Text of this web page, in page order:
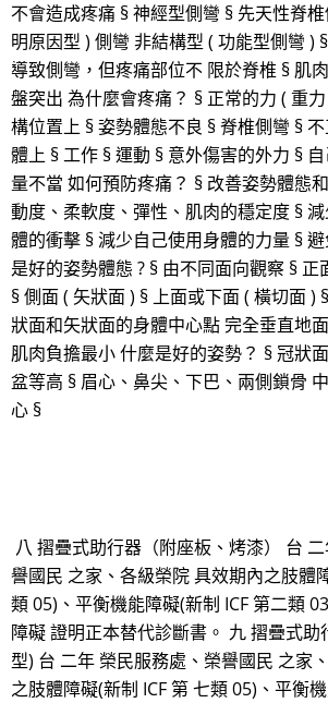
不會造成疼痛 § 神經型側彎 § 先天性脊
明原因型 ) 側彎 非結構型 ( 功能型側彎 ) §
導致側彎，但疼痛部位不 限於脊椎 § 肌
盤突出 為什麼會疼痛？ § 正常的力 ( 重
構位置上 § 姿勢體態不良 § 脊椎側彎 §
體上 § 工作 § 運動 § 意外傷害的外力 §
量不當 如何預防疼痛？ § 改善姿勢體態
動度、柔軟度、彈性、肌肉的穩定度 §
體的衝擊 § 減少自己使用身體的力量 §
是好的姿勢體態 ? § 由不同面向觀察 § 正
§ 側面 ( 矢狀面 ) § 上面或下面 ( 橫切面 )
狀面和矢狀面的身體中心點 完全垂直地
肌肉負擔最小 什麼是好的姿勢？ § 冠狀
盆等高 § 眉心、鼻尖、下巴、兩側鎖骨
心 §
八 摺疊式助行器（附座板、烤漆） 台
譽國民 之家、各級榮院 具效期內之肢體
類 05)、平衡機能障礙(新制 ICF 第二類
障礙 證明正本替代診斷書。 九 摺疊式助
型) 台 二年 榮民服務處、榮譽國民 之家
之肢體障礙(新制 ICF 第 七類 05)、平衡